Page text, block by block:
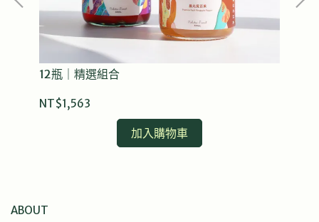
12瓶｜精選組合
NT$1,563
加入購物車
ABOUT